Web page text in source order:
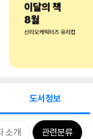
도서정보
소개 관련분류